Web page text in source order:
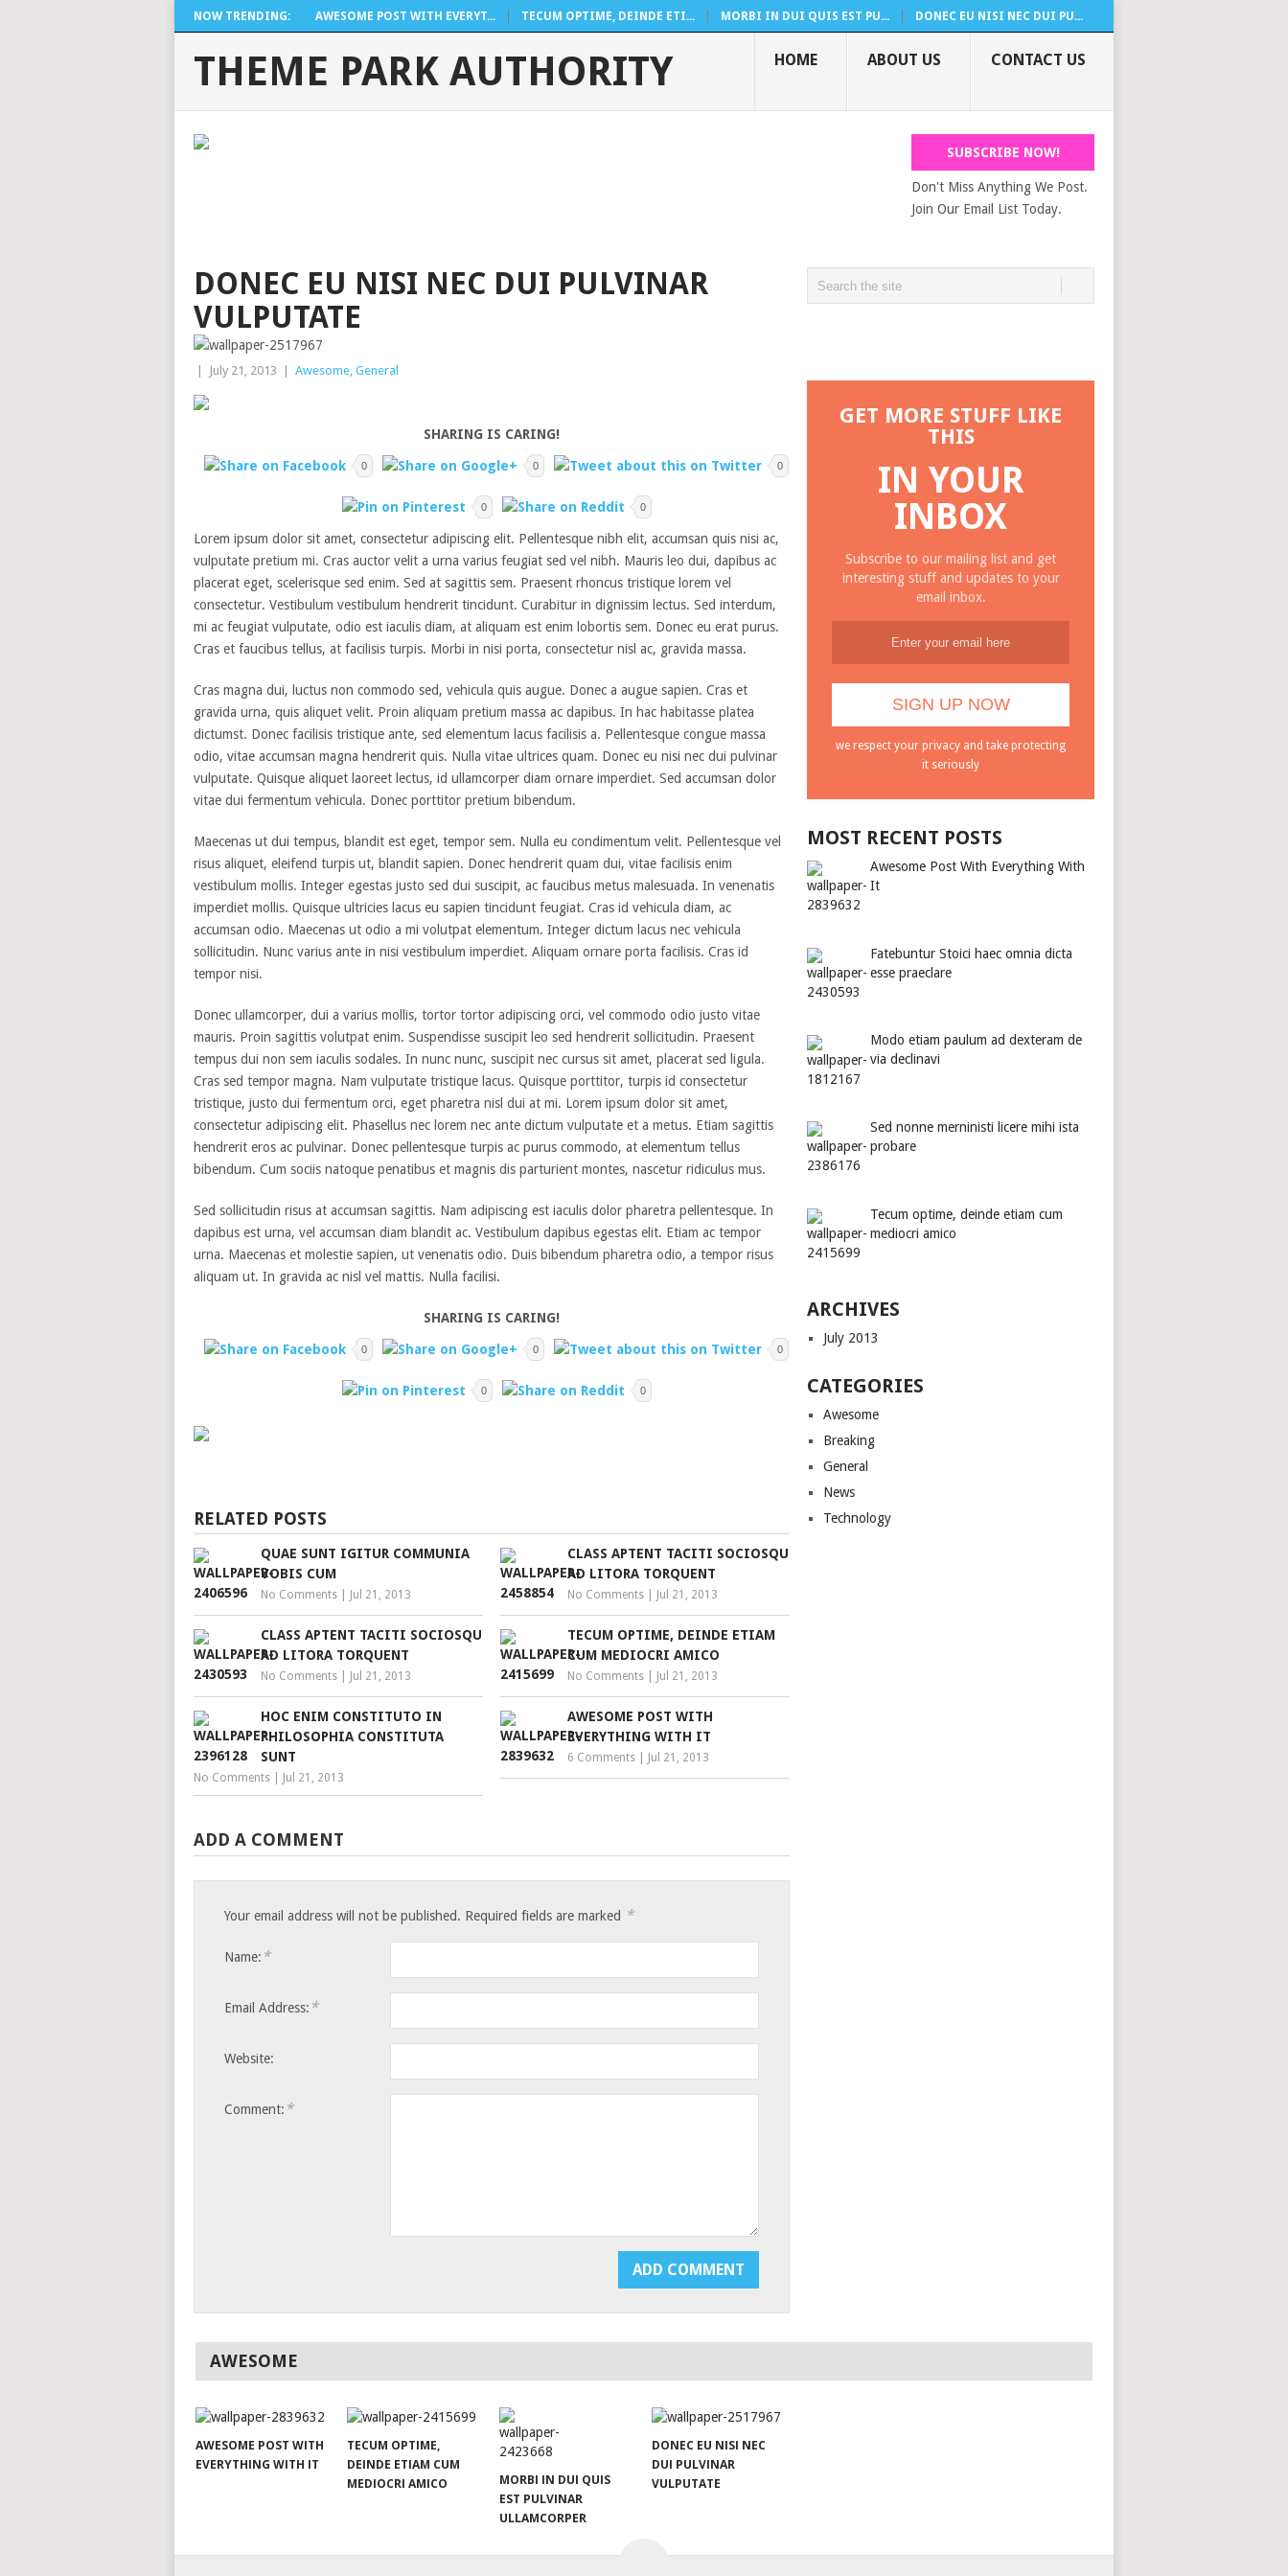
NOW TRENDING: AWESOME POST WITH EVERYT... TECUM OPTIME, DEINDE ETI... MORBI IN DUI QUIS EST PU... DONEC EU NISI NEC DUI PU...
THEME PARK AUTHORITY HOME ABOUT US CONTACT US
SUBSCRIBE NOW!
Don't Miss Anything We Post.
Join Our Email List Today.
DONEC EU NISI NEC DUI PULVINAR
VULPUTATE
July 21, 2013 Awesome, General
SHARING IS CARING!
0 0 0
0 0
Lorem ipsum dolor sit amet, consectetur adipiscing elit. Pellentesque nibh elit, accumsan quis nisi ac,
vulputate pretium mi. Cras auctor velit a urna varius feugiat sed vel nibh. Mauris leo dui, dapibus ac
placerat eget, scelerisque sed enim. Sed at sagittis sem. Praesent rhoncus tristique lorem vel
consectetur. Vestibulum vestibulum hendrerit tincidunt. Curabitur in dignissim lectus. Sed interdum,
mi ac feugiat vulputate, odio est iaculis diam, at aliquam est enim lobortis sem. Donec eu erat purus.
Cras et faucibus tellus, at facilisis turpis. Morbi in nisi porta, consectetur nisl ac, gravida massa.
Cras magna dui, luctus non commodo sed, vehicula quis augue. Donec a augue sapien. Cras et
gravida urna, quis aliquet velit. Proin aliquam pretium massa ac dapibus. In hac habitasse platea
dictumst. Donec facilisis tristique ante, sed elementum lacus facilisis a. Pellentesque congue massa
odio, vitae accumsan magna hendrerit quis. Nulla vitae ultrices quam. Donec eu nisi nec dui pulvinar
vulputate. Quisque aliquet laoreet lectus, id ullamcorper diam ornare imperdiet. Sed accumsan dolor
vitae dui fermentum vehicula. Donec porttitor pretium bibendum.
Maecenas ut dui tempus, blandit est eget, tempor sem. Nulla eu condimentum velit. Pellentesque vel
risus aliquet, eleifend turpis ut, blandit sapien. Donec hendrerit quam dui, vitae facilisis enim
vestibulum mollis. Integer egestas justo sed dui suscipit, ac faucibus metus malesuada. In venenatis
imperdiet mollis. Quisque ultricies lacus eu sapien tincidunt feugiat. Cras id vehicula diam, ac
accumsan odio. Maecenas ut odio a mi volutpat elementum. Integer dictum lacus nec vehicula
sollicitudin. Nunc varius ante in nisi vestibulum imperdiet. Aliquam ornare porta facilisis. Cras id
tempor nisi.
Donec ullamcorper, dui a varius mollis, tortor tortor adipiscing orci, vel commodo odio justo vitae
mauris. Proin sagittis volutpat enim. Suspendisse suscipit leo sed hendrerit sollicitudin. Praesent
tempus dui non sem iaculis sodales. In nunc nunc, suscipit nec cursus sit amet, placerat sed ligula.
Cras sed tempor magna. Nam vulputate tristique lacus. Quisque porttitor, turpis id consectetur
tristique, justo dui fermentum orci, eget pharetra nisl dui at mi. Lorem ipsum dolor sit amet,
consectetur adipiscing elit. Phasellus nec lorem nec ante dictum vulputate et a metus. Etiam sagittis
hendrerit eros ac pulvinar. Donec pellentesque turpis ac purus commodo, at elementum tellus
bibendum. Cum sociis natoque penatibus et magnis dis parturient montes, nascetur ridiculus mus.
Sed sollicitudin risus at accumsan sagittis. Nam adipiscing est iaculis dolor pharetra pellentesque. In
dapibus est urna, vel accumsan diam blandit ac. Vestibulum dapibus egestas elit. Etiam ac tempor
urna. Maecenas et molestie sapien, ut venenatis odio. Duis bibendum pharetra odio, a tempor risus
aliquam ut. In gravida ac nisl vel mattis. Nulla facilisi.
SHARING IS CARING!
0 0 0
0 0
RELATED POSTS
QUAE SUNT IGITUR COMMUNIA
VOBIS CUM
No Comments Jul 21, 2013
CLASS APTENT TACITI SOCIOSQU
AD LITORA TORQUENT
No Comments Jul 21, 2013
CLASS APTENT TACITI SOCIOSQU
AD LITORA TORQUENT
No Comments Jul 21, 2013
TECUM OPTIME, DEINDE ETIAM
CUM MEDIOCRI AMICO
No Comments Jul 21, 2013
HOC ENIM CONSTITUTO IN
PHILOSOPHIA CONSTITUTA
SUNT
No Comments Jul 21, 2013
AWESOME POST WITH
EVERYTHING WITH IT
6 Comments Jul 21, 2013
ADD A COMMENT
Your email address will not be published. Required fields are marked *
Name: *
Email Address: *
Website:
Comment: *
GET MORE STUFF LIKE
THIS
IN YOUR
INBOX
Subscribe to our mailing list and get
interesting stuff and updates to your
email inbox.
we respect your privacy and take protecting
it seriously
MOST RECENT POSTS
Awesome Post With Everything With
It
Fatebuntur Stoici haec omnia dicta
esse praeclare
Modo etiam paulum ad dexteram de
via declinavi
Sed nonne merninisti licere mihi ista
probare
Tecum optime, deinde etiam cum
mediocri amico
ARCHIVES
July 2013
CATEGORIES
Awesome
Breaking
General
News
Technology
AWESOME
AWESOME POST WITH
EVERYTHING WITH IT
TECUM OPTIME,
DEINDE ETIAM CUM
MEDIOCRI AMICO
MORBI IN DUI QUIS
EST PULVINAR
ULLAMCORPER
DONEC EU NISI NEC
DUI PULVINAR
VULPUTATE